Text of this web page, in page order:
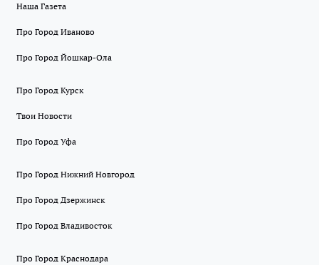
Наша Газета
Про Город Иваново
Про Город Йошкар-Ола
Про Город Курск
Твои Новости
Про Город Уфа
Про Город Нижний Новгород
Про Город Дзержинск
Про Город Владивосток
Про Город Краснодара